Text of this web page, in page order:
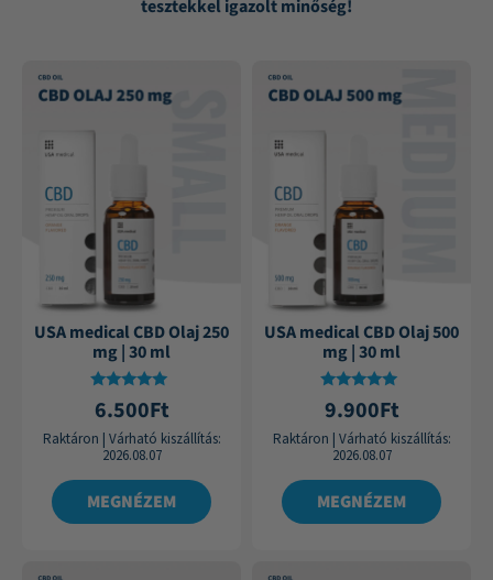
tesztekkel igazolt minőség!
USA medical CBD Olaj 250
mg | 30 ml
Értékelés:
4.75
/ 5
6.500Ft
Raktáron | Várható kiszállítás:
2026.08.07
MEGNÉZEM
USA medical CBD Olaj 500
mg | 30 ml
Értékelés:
4.84
/ 5
9.900Ft
Raktáron | Várható kiszállítás:
2026.08.07
MEGNÉZEM